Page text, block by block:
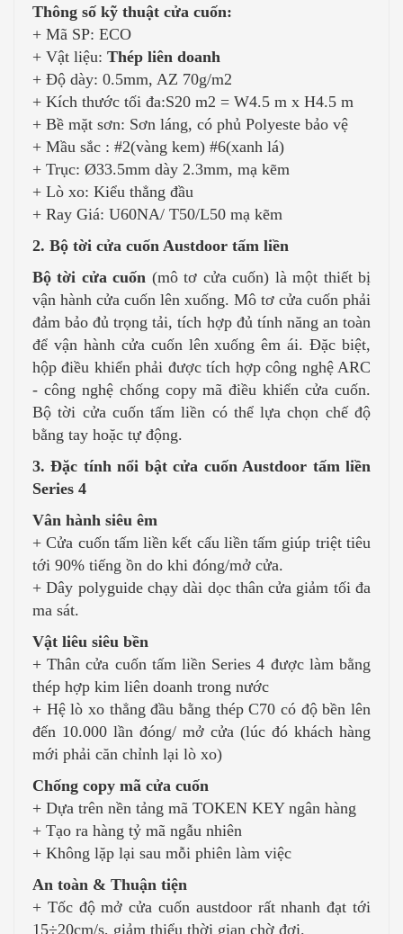
Thông số kỹ thuật cửa cuốn:
+ Mã SP: ECO
+ Vật liệu: Thép liên doanh
+ Độ dày: 0.5mm, AZ 70g/m2
+ Kích thước tối đa:S20 m2 = W4.5 m x H4.5 m
+ Bề mặt sơn: Sơn láng, có phủ Polyeste bảo vệ
+ Mầu sắc : #2(vàng kem) #6(xanh lá)
+ Trục: Ø33.5mm dày 2.3mm, mạ kẽm
+ Lò xo: Kiểu thẳng đầu
+ Ray Giá: U60NA/ T50/L50 mạ kẽm
2. Bộ tời cửa cuốn Austdoor tấm liền
Bộ tời cửa cuốn (mô tơ cửa cuốn) là một thiết bị
vận hành cửa cuốn lên xuống. Mô tơ cửa cuốn phải
đảm bảo đủ trọng tải, tích hợp đủ tính năng an toàn
để vận hành cửa cuốn lên xuống êm ái. Đặc biệt,
hộp điều khiển phải được tích hợp công nghệ ARC
- công nghệ chống copy mã điều khiển cửa cuốn.
Bộ tời cửa cuốn tấm liền có thể lựa chọn chế độ
bằng tay hoặc tự động.
3. Đặc tính nổi bật cửa cuốn Austdoor tấm liền
Series 4
Vân hành siêu êm
+ Cửa cuốn tấm liền kết cấu liền tấm giúp triệt tiêu
tới 90% tiếng ồn do khi đóng/mở cửa.
+ Dây polyguide chạy dài dọc thân cửa giảm tối đa
ma sát.
Vật liêu siêu bền
+ Thân cửa cuốn tấm liền Series 4 được làm bằng
thép hợp kim liên doanh trong nước
+ Hệ lò xo thẳng đầu bằng thép C70 có độ bền lên
đến 10.000 lần đóng/ mở cửa (lúc đó khách hàng
mới phải căn chỉnh lại lò xo)
Chống copy mã cửa cuốn
+ Dựa trên nền tảng mã TOKEN KEY ngân hàng
+ Tạo ra hàng tỷ mã ngẫu nhiên
+ Không lặp lại sau mỗi phiên làm việc
An toàn & Thuận tiện
+ Tốc độ mở cửa cuốn austdoor rất nhanh đạt tới
15÷20cm/s, giảm thiểu thời gian chờ đợi.